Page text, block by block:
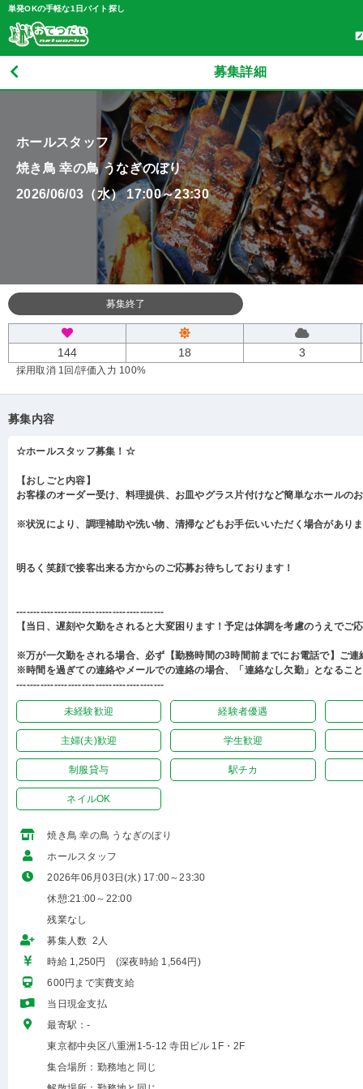
単発OKの手軽な1日バイト探し
募集詳細
ホールスタッフ
焼き鳥 幸の鳥 うなぎのぼり
2026/06/03（水） 17:00～23:30
募集終了
144 18 3
採用取消 1回 /評価入力 100%
募集内容
☆ホールスタッフ募集！☆
【おしごと内容】
お客様のオーダー受け、料理提供、お皿やグラス片付けなど簡単なホールの
※状況により、調理補助や洗い物、清掃などもお手伝いいただく場合があり
明るく笑顔で接客出来る方からのご応募お待ちしております！
-------------------------------------------
【当日、遅刻や欠勤をされると大変困ります！予定は体調を考慮のうえでご
※万が一欠勤をされる場合、必ず【勤務時間の3時間前までにお電話で】ご連
※時間を過ぎての連絡やメールでの連絡の場合、「連絡なし欠勤」となるこ
-------------------------------------------
未経験歓迎 経験者優遇
主婦(夫)歓迎 学生歓迎
制服貸与 駅チカ
ネイルOK
焼き鳥 幸の鳥 うなぎのぼり
ホールスタッフ
2026年06月03日(水) 17:00～23:30
休憩:21:00～22:00
残業なし
募集人数 2人
時給 1,250円 (深夜時給 1,564円)
600円まで実費支給
当日現金支払
最寄駅：-
東京都中央区八重洲1-5-12 寺田ビル 1F・2F
集合場所：勤務地と同じ